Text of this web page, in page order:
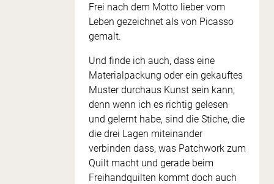
Frei nach dem Motto lieber vom
Leben gezeichnet als von Picasso
gemalt.
Und finde ich auch, dass eine
Materialpackung oder ein gekauftes
Muster durchaus Kunst sein kann,
denn wenn ich es richtig gelesen
und gelernt habe, sind die Stiche, die
die drei Lagen miteinander
verbinden dass, was Patchwork zum
Quilt macht und gerade beim
Freihandquilten kommt doch auch